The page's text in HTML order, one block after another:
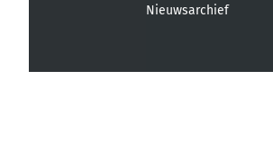
Nieuwsarchief